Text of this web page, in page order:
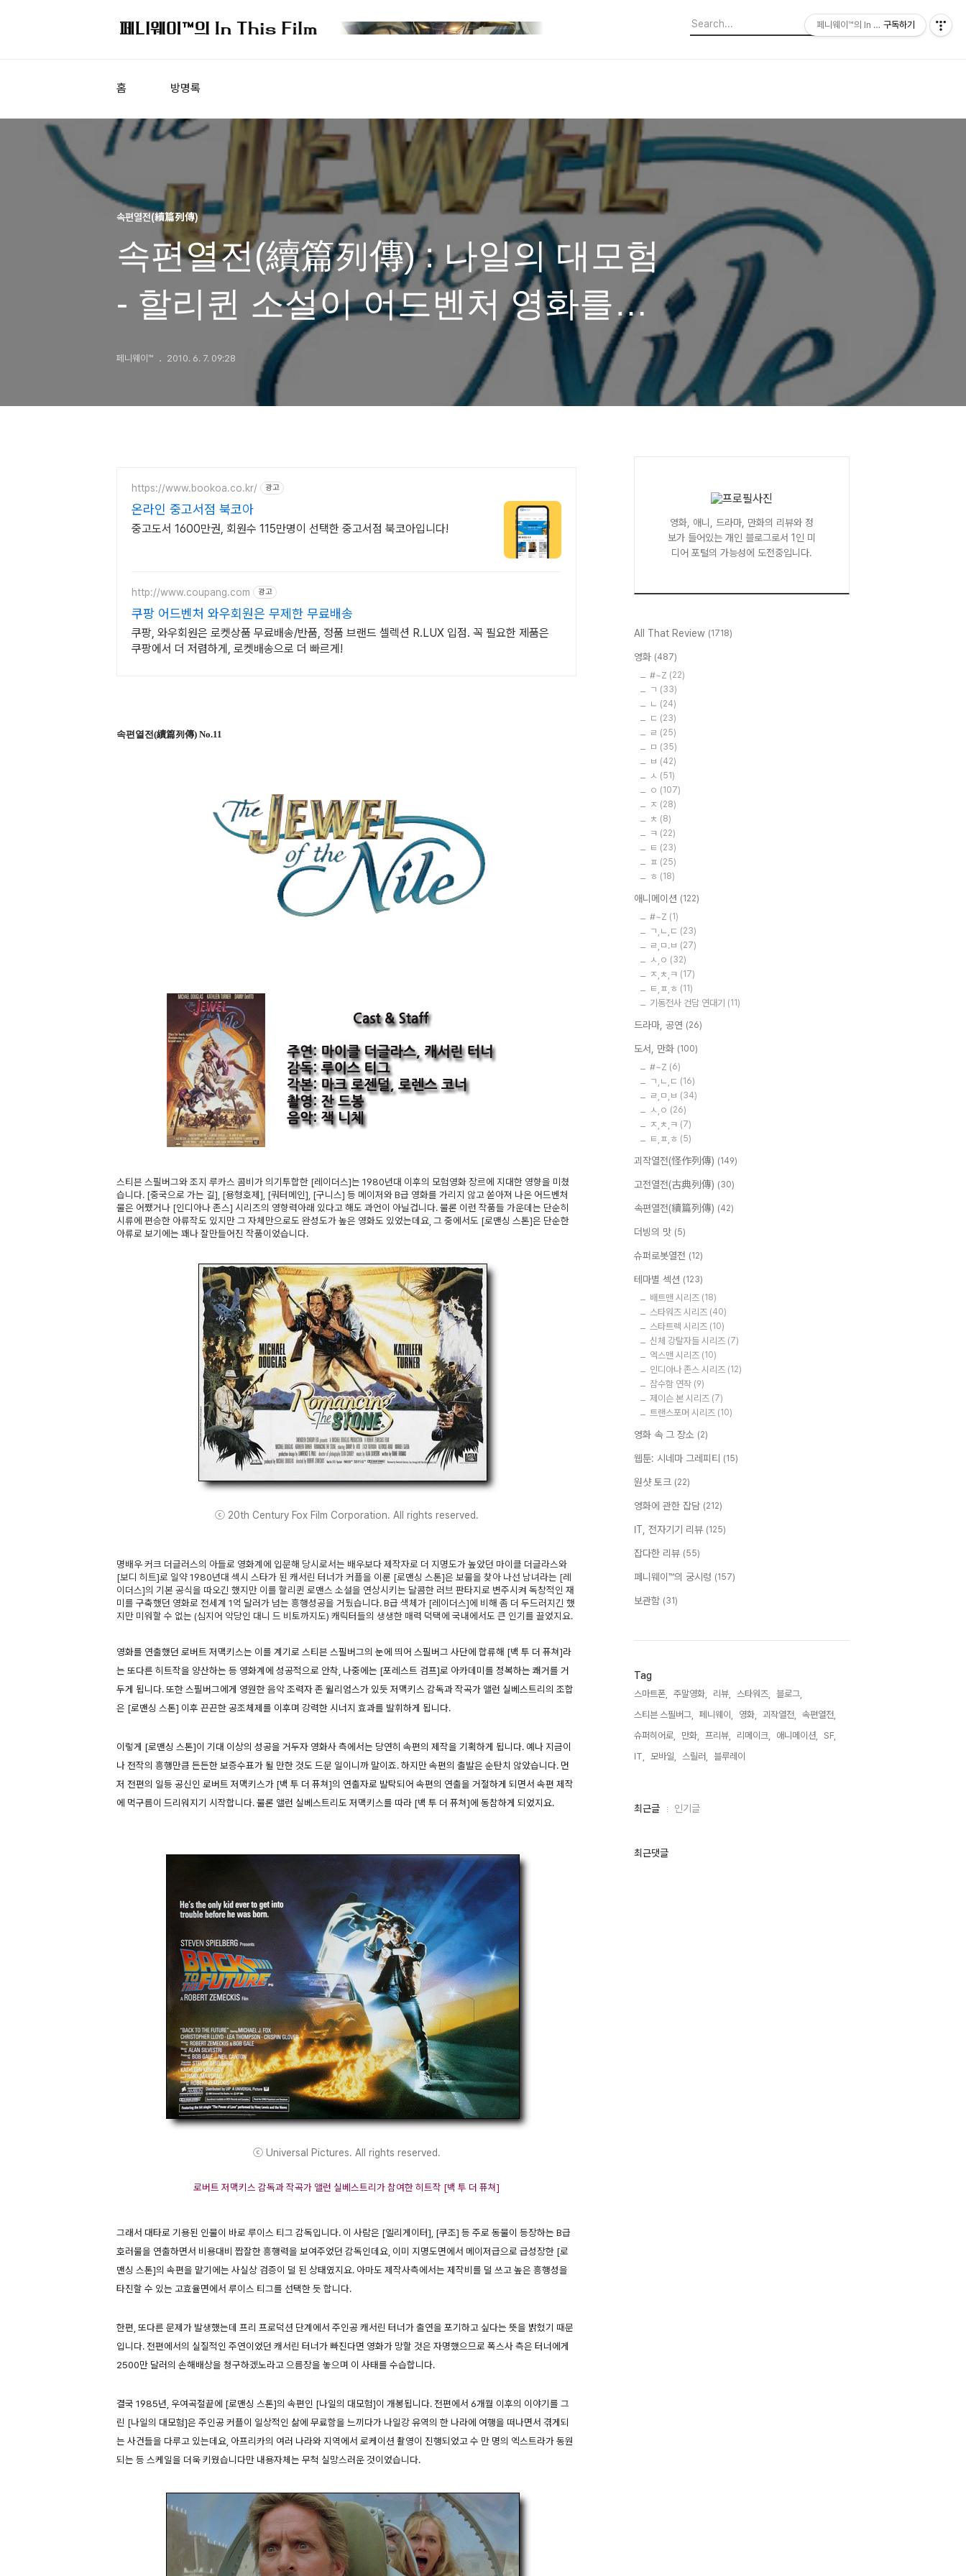
홈 방명록
속편열전(續篇列傳)
속편열전(續篇列傳) : 나일의 대모험
- 할리퀸 소설이 어드벤처 영화를
만났을 때
페니웨이™ 2010. 6. 7. 09:28
https://www.bookoa.co.kr/ 광고
온라인 중고서점 북코아
중고도서 1600만권, 회원수 115만명이 선택한 중고서점 북코아입니다!
http://www.coupang.com 광고
쿠팡 어드벤처 와우회원은 무제한 무료배송
쿠팡, 와우회원은 로켓상품 무료배송/반품, 정품 브랜드 셀렉션 R.LUX 입점. 꼭 필요한 제품은
쿠팡에서 더 저렴하게, 로켓배송으로 더 빠르게!
속편열전(續篇列傳) No.11
스티븐 스필버그와 조지 루카스 콤비가 의기투합한 [레이더스]는 1980년대 이후의 모험영화 장르에 지대한 영향을 미쳤
습니다. [중국으로 가는 길], [용형호제], [쿼터메인], [구니스] 등 메이저와 B급 영화를 가리지 않고 쏟아져 나온 어드벤처
물은 어쨌거나 [인디아나 존스] 시리즈의 영향력아래 있다고 해도 과언이 아닐겁니다. 물론 이런 작품들 가운데는 단순히
시류에 편승한 아류작도 있지만 그 자체만으로도 완성도가 높은 영화도 있었는데요, 그 중에서도 [로맨싱 스톤]은 단순한
아류로 보기에는 꽤나 잘만들어진 작품이었습니다.
ⓒ 20th Century Fox Film Corporation. All rights reserved.
명배우 커크 더글러스의 아들로 영화계에 입문해 당시로서는 배우보다 제작자로 더 지명도가 높았던 마이클 더글라스와
[보디 히트]로 일약 1980년대 섹시 스타가 된 캐서린 터너가 커플을 이룬 [로맨싱 스톤]은 보물을 찾아 나선 남녀라는 [레
이더스]의 기본 공식을 따오긴 했지만 이를 할리퀸 로맨스 소설을 연상시키는 달콤한 러브 판타지로 변주시켜 독창적인 재
미를 구축했던 영화로 전세계 1억 달러가 넘는 흥행성공을 거뒀습니다. B급 색체가 [레이더스]에 비해 좀 더 두드러지긴 했
지만 미워할 수 없는 (심지어 악당인 대니 드 비토까지도) 캐릭터들의 생생한 매력 덕택에 국내에서도 큰 인기를 끌었지요.
영화를 연출했던 로버트 저맥키스는 이를 계기로 스티븐 스필버그의 눈에 띄어 스필버그 사단에 합류해 [백 투 더 퓨쳐]라
는 또다른 히트작을 양산하는 등 영화계에 성공적으로 안착, 나중에는 [포레스트 검프]로 아카데미를 정복하는 쾌거를 거
두게 됩니다. 또한 스필버그에게 영원한 음악 조력자 존 윌리엄스가 있듯 저맥키스 감독과 작곡가 앨런 실베스트리의 조합
은 [로맨싱 스톤] 이후 끈끈한 공조체제를 이후며 강력한 시너지 효과를 발휘하게 됩니다.
이렇게 [로맨싱 스톤]이 기대 이상의 성공을 거두자 영화사 측에서는 당연히 속편의 제작을 기획하게 됩니다. 예나 지금이
나 전작의 흥행만큼 든든한 보증수표가 될 만한 것도 드문 일이니까 말이죠. 하지만 속편의 출발은 순탄치 않았습니다. 먼
저 전편의 일등 공신인 로버트 저맥키스가 [백 투 더 퓨쳐]의 연출자로 발탁되어 속편의 연출을 거절하게 되면서 속편 제작
에 먹구름이 드리워지기 시작합니다. 물론 앨런 실베스트리도 저맥키스를 따라 [백 투 더 퓨쳐]에 동참하게 되었지요.
ⓒ Universal Pictures. All rights reserved.
로버트 저맥키스 감독과 작곡가 앨런 실베스트리가 참여한 히트작 [백 투 더 퓨쳐]
그래서 대타로 기용된 인물이 바로 루이스 티그 감독입니다. 이 사람은 [엘리게이터], [쿠조] 등 주로 동물이 등장하는 B급
호러물을 연출하면서 비용대비 짭잘한 흥행력을 보여주었던 감독인데요, 이미 지명도면에서 메이저급으로 급성장한 [로
맨싱 스톤]의 속편을 맡기에는 사실상 검증이 덜 된 상태였지요. 아마도 제작사측에서는 제작비를 덜 쓰고 높은 흥행성을
타진할 수 있는 고효율면에서 루이스 티그를 선택한 듯 합니다.
한편, 또다른 문제가 발생했는데 프리 프로덕션 단계에서 주인공 캐서린 터너가 출연을 포기하고 싶다는 뜻을 밝혔기 때문
입니다. 전편에서의 실질적인 주연이었던 캐서린 터너가 빠진다면 영화가 망할 것은 자명했으므로 폭스사 측은 터너에게
2500만 달러의 손해배상을 청구하겠노라고 으름장을 놓으며 이 사태를 수습합니다.
결국 1985년, 우여곡절끝에 [로맨싱 스톤]의 속편인 [나일의 대모험]이 개봉됩니다. 전편에서 6개월 이후의 이야기를 그
린 [나일의 대모험]은 주인공 커플이 일상적인 삶에 무료함을 느끼다가 나일강 유역의 한 나라에 여행을 떠나면서 겪게되
는 사건들을 다루고 있는데요, 아프리카의 여러 나라와 지역에서 로케이션 촬영이 진행되었고 수 만 명의 엑스트라가 동원
되는 등 스케일을 더욱 키웠습니다만 내용자체는 무척 실망스러운 것이었습니다.
영화, 애니, 드라마, 만화의 리뷰와 정
보가 들어있는 개인 블로그로서 1인 미
디어 포털의 가능성에 도전중입니다.
All That Review (1718)
영화 (487)
#~Z (22)
ㄱ (33)
ㄴ (24)
ㄷ (23)
ㄹ (25)
ㅁ (35)
ㅂ (42)
ㅅ (51)
ㅇ (107)
ㅈ (28)
ㅊ (8)
ㅋ (22)
ㅌ (23)
ㅍ (25)
ㅎ (18)
애니메이션 (122)
#~Z (1)
ㄱ,ㄴ,ㄷ (23)
ㄹ,ㅁ.ㅂ (27)
ㅅ,ㅇ (32)
ㅈ,ㅊ,ㅋ (17)
ㅌ,ㅍ,ㅎ (11)
기동전사 건담 연대기 (11)
드라마, 공연 (26)
도서, 만화 (100)
#~Z (6)
ㄱ,ㄴ,ㄷ (16)
ㄹ,ㅁ,ㅂ (34)
ㅅ,ㅇ (26)
ㅈ,ㅊ,ㅋ (7)
ㅌ,ㅍ,ㅎ (5)
괴작열전(怪作列傳) (149)
고전열전(古典列傳) (30)
속편열전(續篇列傳) (42)
더빙의 맛 (5)
슈퍼로봇열전 (12)
테마별 섹션 (123)
배트맨 시리즈 (18)
스타워즈 시리즈 (40)
스타트렉 시리즈 (10)
신체 강탈자들 시리즈 (7)
엑스맨 시리즈 (10)
인디아나 존스 시리즈 (12)
잠수함 연작 (9)
제이슨 본 시리즈 (7)
트랜스포머 시리즈 (10)
영화 속 그 장소 (2)
웹툰: 시네마 그레피티 (15)
원샷 토크 (22)
영화에 관한 잡담 (212)
IT, 전자기기 리뷰 (125)
잡다한 리뷰 (55)
페니웨이™의 궁시렁 (157)
보관함 (31)
Tag
스마트폰, 주말영화, 리뷰, 스타워즈,
블로그,
스티븐 스필버그,
페니웨이, 영화, 괴작열전,
속편열전,
슈퍼히어로,
만화, 프리뷰, 리메이크, 애니메이션,
SF,
IT,
모바일, 스릴러, 블루레이,
최
인
최근글 인기글
최근댓글
페니웨이™의 In This Film
구독하기